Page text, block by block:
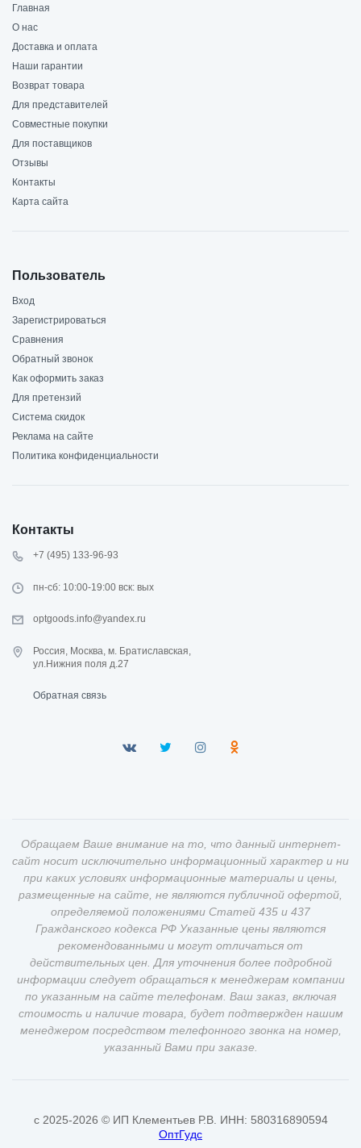
Главная
О нас
Доставка и оплата
Наши гарантии
Возврат товара
Для представителей
Совместные покупки
Для поставщиков
Отзывы
Контакты
Карта сайта
Пользователь
Вход
Зарегистрироваться
Сравнения
Обратный звонок
Как оформить заказ
Для претензий
Система скидок
Реклама на сайте
Политика конфиденциальности
Контакты
+7 (495) 133-96-93
пн-сб: 10:00-19:00 вск: вых
optgoods.info@yandex.ru
Россия, Москва, м. Братиславская,
ул.Нижния поля д.27
Обратная связь
Обращаем Ваше внимание на то, что данный интернет-
сайт носит исключительно информационный характер и ни
при каких условиях информационные материалы и цены,
размещенные на сайте, не являются публичной офертой,
определяемой положениями Статей 435 и 437
Гражданского кодекса РФ Указанные цены являются
рекомендованными и могут отличаться от
действительных цен. Для уточнения более подробной
информации следует обращаться к менеджерам компании
по указанным на сайте телефонам. Ваш заказ, включая
стоимость и наличие товара, будет подтвержден нашим
менеджером посредством телефонного звонка на номер,
указанный Вами при заказе.
c 2025-2026 © ИП Клементьев Р.В. ИНН: 580316890594
ОптГудс